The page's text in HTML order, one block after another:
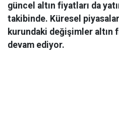
güncel altın fiyatları da
takibinde. Küresel
kurundaki değişimler altın
devam ediyor.